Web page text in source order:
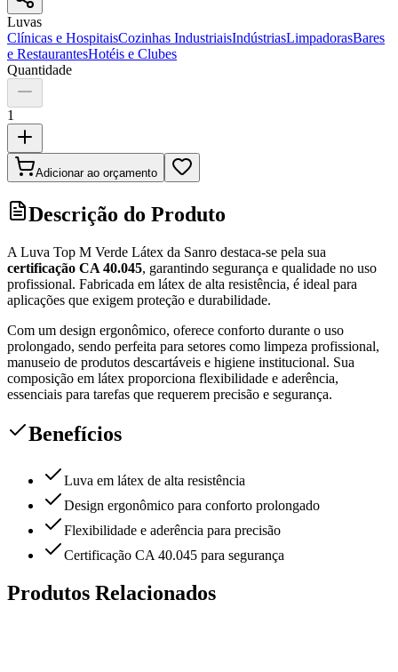
Luvas
Clínicas e HospitaisCozinhas IndustriaisIndústriasLimpadorasBares
e RestaurantesHotéis e Clubes
Quantidade
1
Adicionar ao orçamento
Descrição do Produto
A Luva Top M Verde Látex da Sanro destaca-se pela sua
certificação CA 40.045, garantindo segurança e qualidade no uso
profissional. Fabricada em látex de alta resistência, é ideal para
aplicações que exigem proteção e durabilidade.
Com um design ergonômico, oferece conforto durante o uso
prolongado, sendo perfeita para setores como limpeza profissional,
manuseio de produtos descartáveis e higiene institucional. Sua
composição em látex proporciona flexibilidade e aderência,
essenciais para tarefas que requerem precisão e segurança.
Benefícios
Luva em látex de alta resistência
Design ergonômico para conforto prolongado
Flexibilidade e aderência para precisão
Certificação CA 40.045 para segurança
Produtos Relacionados